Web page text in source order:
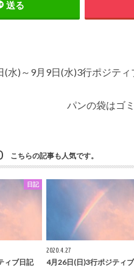
送る
(水)～9月9日(水)3行ポジティ
パンの袋はゴ
こちらの記事も人気です。
日記
ィブ日記
2020.4.27
4月26日(日)3行ポジティ